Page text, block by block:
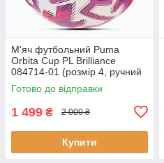
М'яч футбольний Puma
Orbita Cup PL Brilliance
084714-01 (розмір 4, ручний
шов, оригінал)
Готово до відправки
1 499 ₴ 2 000 ₴
Купити